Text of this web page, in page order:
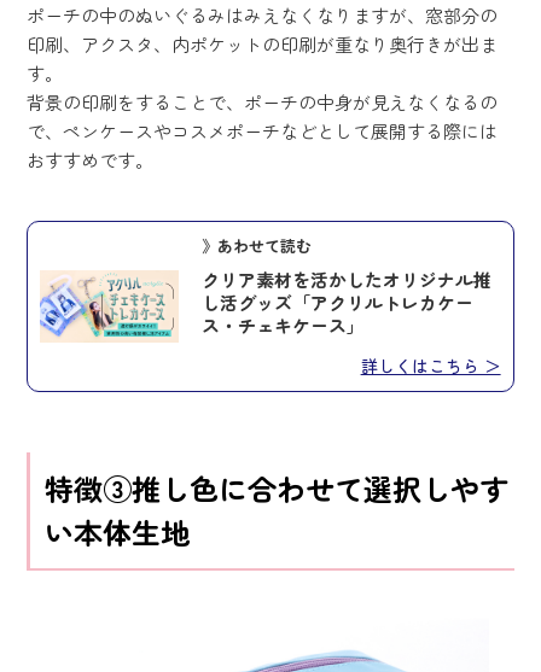
ポーチの中のぬいぐるみはみえなくなりますが、窓部分の
印刷、アクスタ、内ポケットの印刷が重なり奥行きが出ま
す。
背景の印刷をすることで、ポーチの中身が見えなくなるの
で、ペンケースやコスメポーチなどとして展開する際には
おすすめです。
》あわせて読む
クリア素材を活かしたオリジナル推
し活グッズ「アクリルトレカケー
ス・チェキケース」
詳しくはこちら ＞
特徴③推し色に合わせて選択しやす
い本体生地